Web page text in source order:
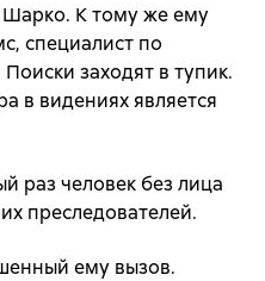
К тому же ему
специалист по
заходят в тупик.
в видениях является
раз человек без лица
преследователей.
ему вызов.